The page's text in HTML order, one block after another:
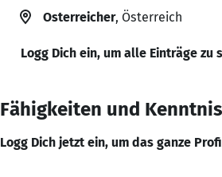
Osterreicher, Österreich
Logg Dich ein, um alle Einträge zu
Fähigkeiten und
Logg Dich jetzt ein, um das ganze